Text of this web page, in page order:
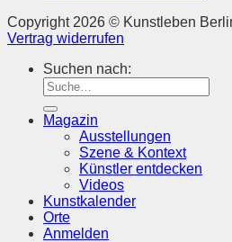
Copyright 2026 © Kunstleben
Vertrag widerrufen
Suchen nach:
Magazin
Ausstellungen
Szene & Kontext
Künstler entdecken
Videos
Kunstkalender
Orte
Anmelden